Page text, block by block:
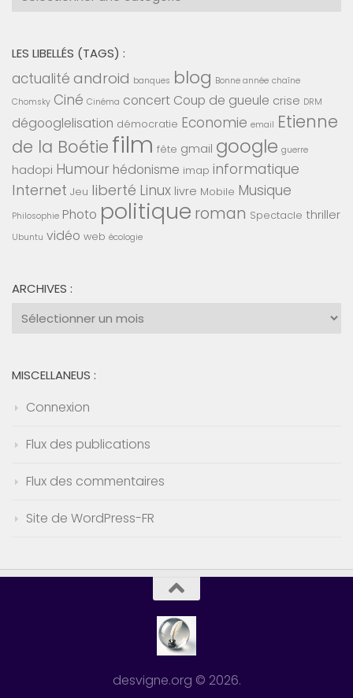
LES LIBELLÉS (TAGS) :
actualité android banques blog Bonne année chaîne
Chomsky Ciné Cinéma concert Coup de gueule crise DRM
dégooglelisation démocratie Economie email Etienne
de la Boétie film fête gmail google guerre
hadopi Humour hédonisme imap informatique
Internet Jeu liberté Linux livre Mobile Musique
Philosophie Photo politique roman Spectacle thriller
Ubuntu vidéo web écologie
ARCHIVES :
Archives
MISCELLANEUS :
Connexion
Flux des publications
Flux des commentaires
Site de WordPress-FR
desvigne.org © 2026.